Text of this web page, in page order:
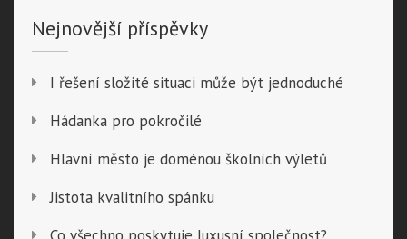
Nejnovější příspěvky
I řešení složité situaci může být jednoduché
Hádanka pro pokročilé
Hlavní město je doménou školních výletů
Jistota kvalitního spánku